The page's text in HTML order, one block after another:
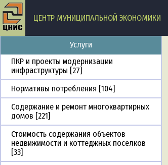
ЦЕНТР МУНИЦИПАЛЬНОЙ ЭКОНОМИКИ
Услуги
ПКР и проекты модернизации
инфраструктуры [27]
Нормативы потребления [104]
Содержание и ремонт многоквартирных
домов [221]
Стоимость содержания объектов
недвижимости и коттеджных поселков
[33]